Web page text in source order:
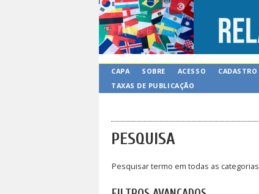
CAPA SOBRE ACESSO CADASTRO
TAXAS DE PUBLICAÇÃO
PESQUISA
Pesquisar termo em todas as categorias